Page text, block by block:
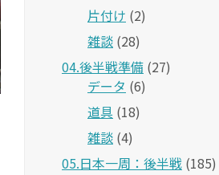
片付け (2)
雑談 (28)
04.後半戦準備 (27)
データ (6)
道具 (18)
雑談 (4)
05.日本一周：後半戦 (185)